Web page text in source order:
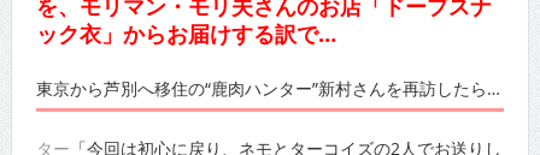
を、モリマン・モリ夫さんのお店「ドープスナ
ック衣」からお届けする訳で…
東京から芦別へ移住の“鹿肉ハンター”新村さんを再訪したら…
ター 「今回は初心に戻り、ネモとターコイズの2人でお送りし